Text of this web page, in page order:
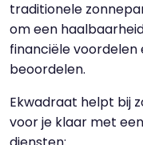
traditionele
om een
financiële
beoordelen.
Ekwadraat helpt bij
voor je klaar met